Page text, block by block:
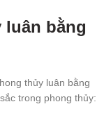
luân bằng
thủy luân bằng
trong phong thủy: